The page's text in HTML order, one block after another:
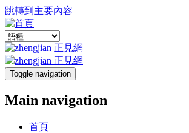
跳轉到主要內容
Toggle navigation
Main navigation
首頁